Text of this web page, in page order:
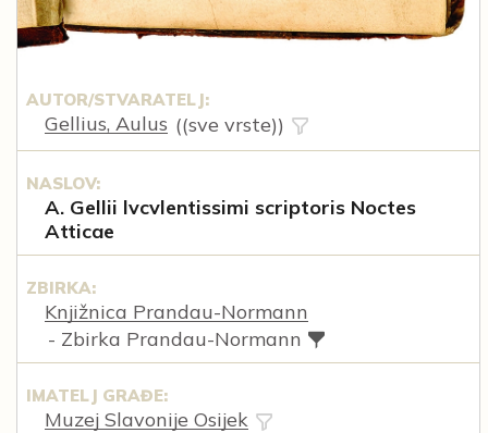
AUTOR/STVARATELJ:
Gellius, Aulus ((sve vrste))
NASLOV:
A. Gellii lvcvlentissimi scriptoris Noctes
Atticae
ZBIRKA:
Knjižnica Prandau-Normann
- Zbirka Prandau-Normann
IMATELJ GRAĐE:
Muzej Slavonije Osijek